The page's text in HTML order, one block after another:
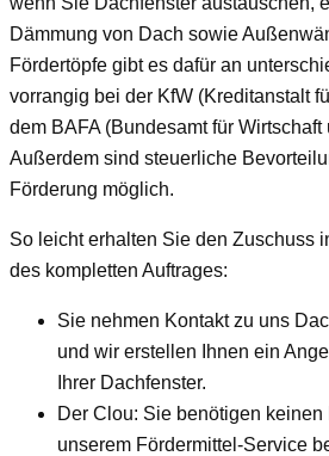
Dämmung von Dach sowie
Fördertöpfe gibt es dafür an
vorrangig bei der KfW (Kreditanstalt
dem BAFA (Bundesamt für
Außerdem sind steuerliche
Förderung möglich.
So leicht erhalten Sie den Zuschuss
des kompletten Auftrages:
Sie nehmen Kontakt zu uns
und wir erstellen Ihnen ein
Ihrer Dachfenster.
Der Clou: Sie benötigen
unserem Fördermittel-Service